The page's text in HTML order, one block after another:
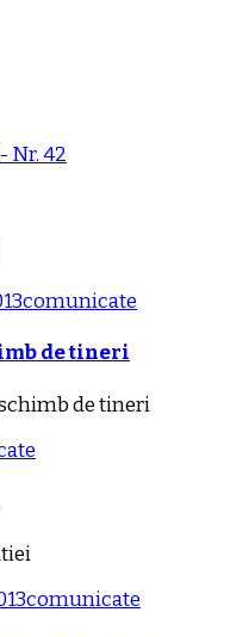
Nr. 42
comunicate
de tineri
comunicate